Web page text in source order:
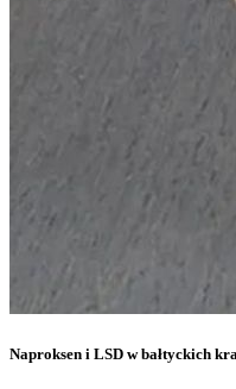
Naproksen i LSD w bałtyckich